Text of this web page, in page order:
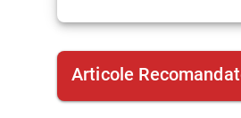
Articole